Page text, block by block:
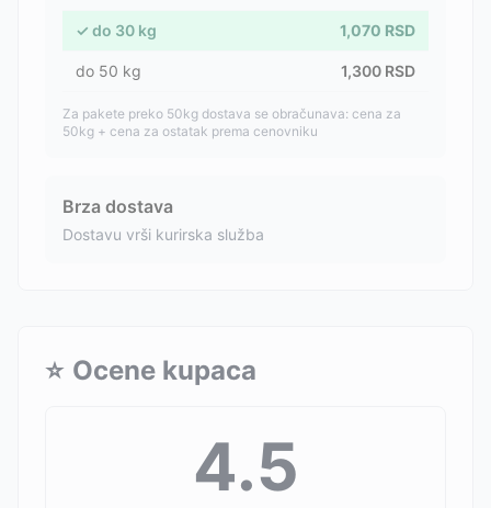
✓ do 30 kg 1,070 RSD
do 50 kg 1,300 RSD
Za pakete preko 50kg dostava se obračunava: cena za
50kg + cena za ostatak prema cenovniku
Brza dostava
Dostavu vrši kurirska služba
⭐ Ocene kupaca
4.5